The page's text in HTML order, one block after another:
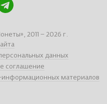
2011 – 2026 г.
данных
соглашение
информационных материалов